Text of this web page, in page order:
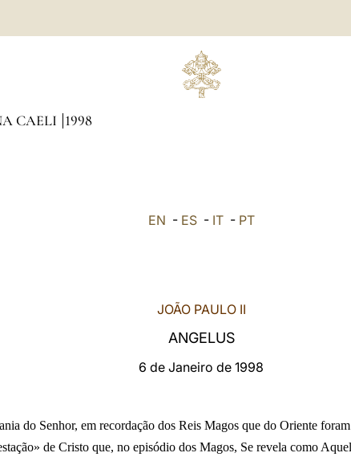
CAELI 1998
EN - ES- IT- PT
JOÃO PAULO II
ANGELUS
6 de Janeiro de 1998
do Senhor, em recordação dos Reis Magos que do Oriente
de Cristo que, no episódio dos Magos, Se revela como